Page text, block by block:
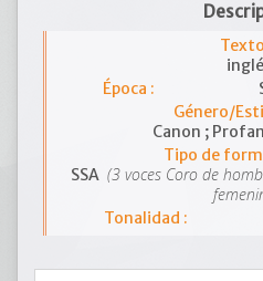
Época :
Género/
Canon ;
Tipo de
SSA (3 voces Coro de
Tonalidad :